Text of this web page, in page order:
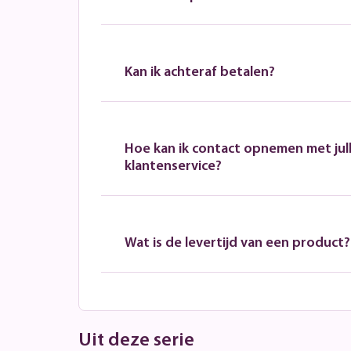
Kan ik achteraf betalen?
Hoe kan ik contact opnemen met
klantenservice?
Wat is de levertijd van een product?
Uit deze serie